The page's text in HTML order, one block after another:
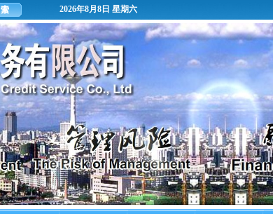
2026年8月8日 星期六